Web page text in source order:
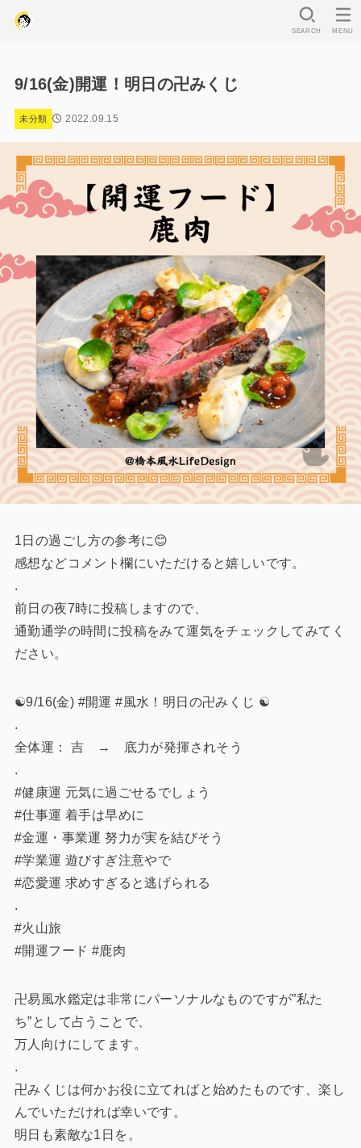
SEARCH MENU
9/16(金)開運！明日の卍みくじ
未分類 2022.09.15
1日の過ごし方の参考に😊
感想などコメント欄にいただけると嬉しいです。
.
前日の夜7時に投稿しますので、
通勤通学の時間に投稿をみて運気をチェックしてみてく
ださい。
☯️9/16(金) #開運 #風水！明日の卍みくじ ☯️
.
全体運： 吉 → 底力が発揮されそう
.
#健康運 元気に過ごせるでしょう
#仕事運 着手は早めに
#金運・事業運 努力が実を結びそう
#学業運 遊びすぎ注意やで
#恋愛運 求めすぎると逃げられる
.
#火山旅
#開運フード #鹿肉
卍易風水鑑定は非常にパーソナルなものですが”私た
ち”として占うことで、
万人向けにしてます。
.
卍みくじは何かお役に立てればと始めたものです、楽し
んでいただければ幸いです。
明日も素敵な1日を。